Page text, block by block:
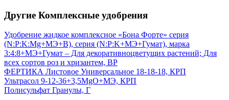
Другие Комплексные удобрения
Удобрение жидкое комплексное «Бона Форте» серия
(N:P:K:Mg+МЭ+В), серия (N:P:K+МЭ+Гумат), марка
3:4:8+МЭ+Гумат – Для декоративноцветущих растений; Для
всех сортов роз и хризантем, ВР
ФЕРТИКА Листовое Универсальное 18-18-18, КРП
Ультрасол 9-12-36+3,5MgO+МЭ, КРП
Полисульфат Гранулы, Г